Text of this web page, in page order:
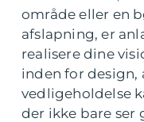
område eller en
afslapning, er
realisere dine
inden for
vedligeholdelse
der ikke bare ser